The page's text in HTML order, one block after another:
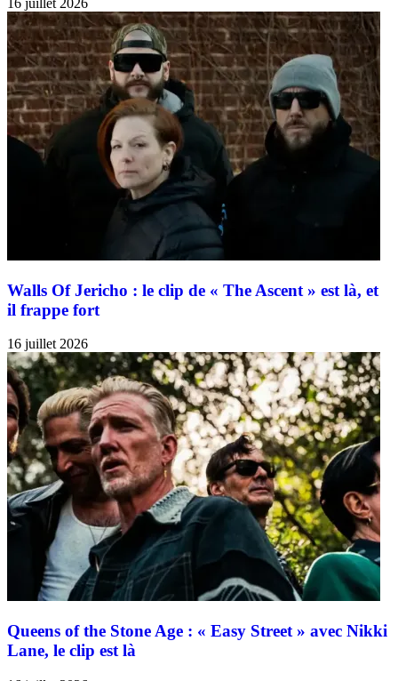
16 juillet 2026
Walls Of Jericho : le clip de « The Ascent » est là, et
il frappe fort
16 juillet 2026
Queens of the Stone Age : « Easy Street » avec Nikki
Lane, le clip est là